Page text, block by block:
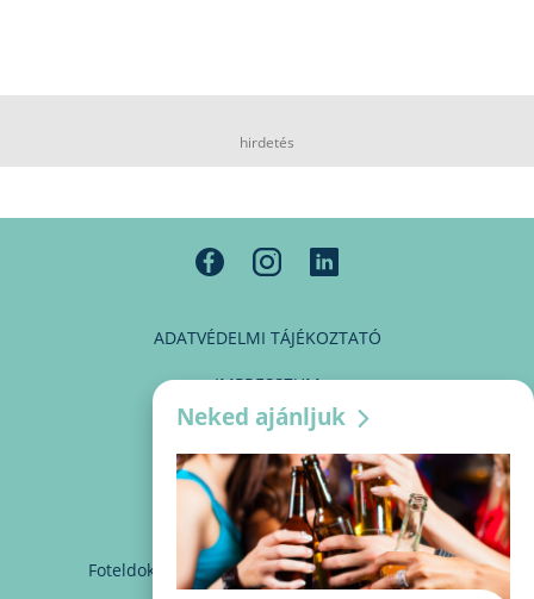
hirdetés
ADATVÉDELMI TÁJÉKOZTATÓ
IMPRESSZUM
MÉDIAAJÁNLAT
PARTNEREINK
KAPCSOLAT
Foteldoki info@foteldoki.hu Süti beállítások
Neked ajánljuk